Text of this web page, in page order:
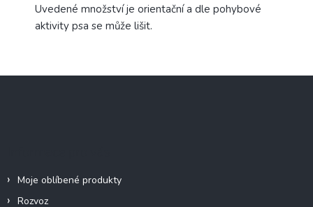
Uvedené množství je orientační a dle pohybové
aktivity psa se může lišit.
Moje oblíbené produkty
Rozvoz